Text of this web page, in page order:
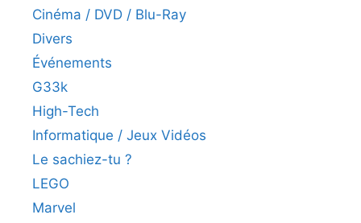
Cinéma / DVD / Blu-Ray
Divers
Événements
G33k
High-Tech
Informatique / Jeux Vidéos
Le sachiez-tu ?
LEGO
Marvel